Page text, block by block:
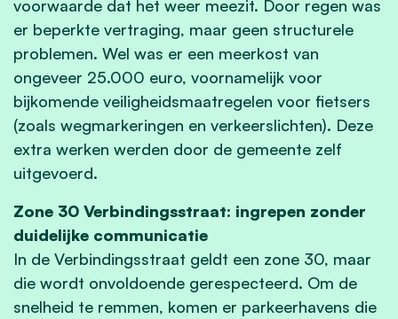
voorwaarde dat het weer meezit. Door regen was
er beperkte vertraging, maar geen structurele
problemen. Wel was er een meerkost van
ongeveer 25.000 euro, voornamelijk voor
bijkomende veiligheidsmaatregelen voor fietsers
(zoals wegmarkeringen en verkeerslichten). Deze
extra werken werden door de gemeente zelf
uitgevoerd.
Zone 30 Verbindingsstraat: ingrepen zonder
duidelijke communicatie
In de Verbindingsstraat geldt een zone 30, maar
die wordt onvoldoende gerespecteerd. Om de
snelheid te remmen, komen er parkeerhavens die